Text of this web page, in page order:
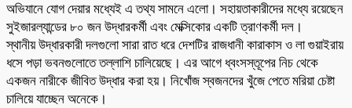
অভিযানে যোগ দেয়ার মধ্যেই এ তথ্য সামনে এলো। সহায়তাকারীদের মধ্যে রয়েছেন
সুইজারল্যান্ডের ৮০ জন উদ্ধারকর্মী এবং মেক্সিকোর একটি ত্রাণকর্মী দল।
স্থানীয় উদ্ধারকারী দলগুলো সারা রাত ধরে দেশটির রাজধানী কারাকাস ও লা গুয়াইরায়
ধসে পড়া ভবনগুলোতে তল্লাশি চালিয়েছে। এর আগে ধ্বংসস্তূপের নিচ থেকে
একজন নারীকে জীবিত উদ্ধার করা হয়। নিখোঁজ স্বজনদের খুঁজে পেতে মরিয়া চেষ্টা
চালিয়ে যাচ্ছেন অনেকে।